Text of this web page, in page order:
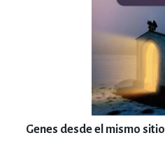
Genes desde el mismo sitio